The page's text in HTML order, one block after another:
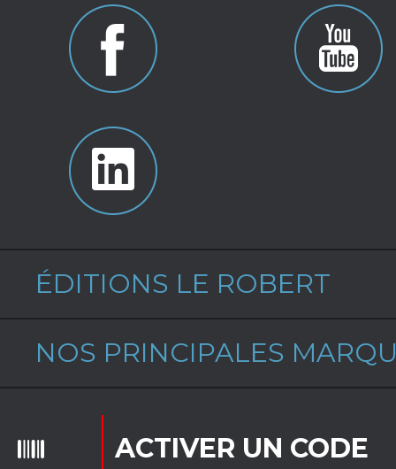
ÉDITIONS LE ROBERT
NOS PRINCIPALES
ACTIVER UN CODE